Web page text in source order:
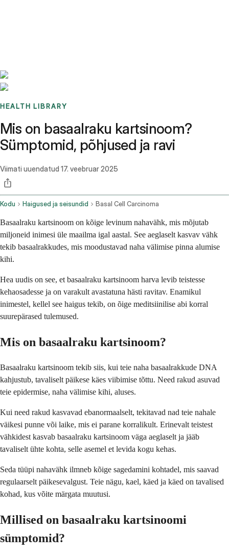
HEALTH LIBRARY
Mis on basaalraku kartsinoom?
Sümptomid, põhjused ja ravi
Viimati uuendatud 17. veebruar 2025
Kodu Haigused ja seisundid Basal Cell Carcinoma
Basaalraku kartsinoom on kõige levinum nahavähk, mis mõjutab
miljoneid inimesi üle maailma igal aastal. See aeglaselt kasvav vähk
tekib basaalrakkudes, mis moodustavad naha välimise pinna alumise
kihi.
Hea uudis on see, et basaalraku kartsinoom harva levib teistesse
kehaosadesse ja on varakult avastatuna hästi ravitav. Enamikul
inimestel, kellel see haigus tekib, on õige meditsiinilise abi korral
suurepärased tulemused.
Mis on basaalraku kartsinoom?
Basaalraku kartsinoom tekib siis, kui teie naha basaalrakkude DNA
kahjustub, tavaliselt päikese käes viibimise tõttu. Need rakud asuvad
teie epidermise, naha välimise kihi, aluses.
Kui need rakud kasvavad ebanormaalselt, tekitavad nad teie nahale
väikesi punne või laike, mis ei parane korralikult. Erinevalt teistest
vähkidest kasvab basaalraku kartsinoom väga aeglaselt ja jääb
tavaliselt ühte kohta, selle asemel et levida kogu kehas.
Seda tüüpi nahavähk ilmneb kõige sagedamini kohtadel, mis saavad
regulaarselt päikesevalgust. Teie nägu, kael, käed ja käed on tavalised
kohad, kus võite märgata muutusi.
Millised on basaalraku kartsinoomi
sümptomid?